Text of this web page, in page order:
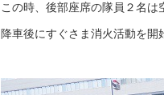
この時、後部座席の隊員２名は
降車後にすぐさま消火活動を開